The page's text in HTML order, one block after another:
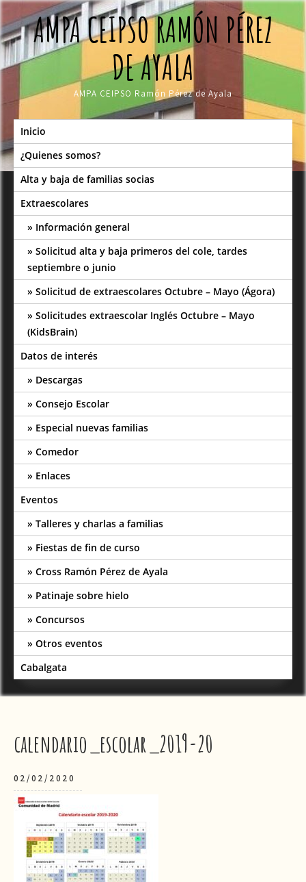
Skip
to
contentAMPA CEIPSO RAMÓN PÉREZ
DE AYALA
AMPA CEIPSO Ramón Pérez de Ayala
Inicio
¿Quienes somos?
Alta y baja de familias socias
Extraescolares
Información general
Solicitud alta y baja primeros del cole, tardes
septiembre o junio
Solicitud de extraescolares Octubre – Mayo (Ágora)
Solicitudes extraescolar Inglés Octubre – Mayo
(KidsBrain)
Datos de interés
Descargas
Consejo Escolar
Especial nuevas familias
Comedor
Enlaces
Eventos
Talleres y charlas a familias
Fiestas de fin de curso
Cross Ramón Pérez de Ayala
Patinaje sobre hielo
Concursos
Otros eventos
Cabalgata
calendario_escolar_2019-20
02/02/2020